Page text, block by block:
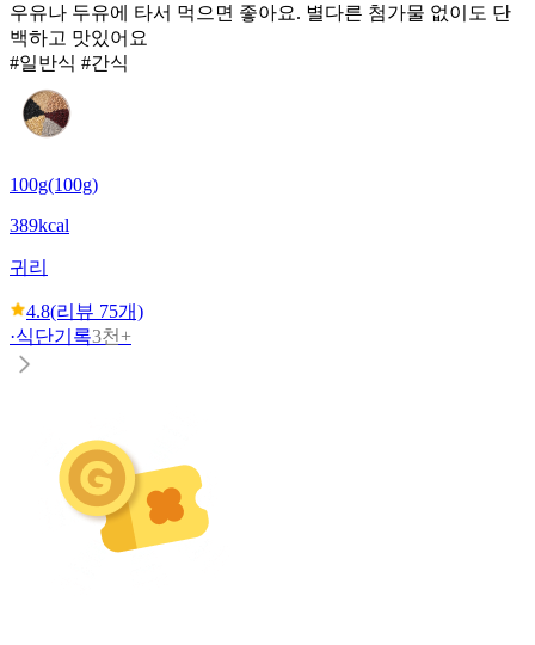
우유나 두유에 타서 먹으면 좋아요. 별다른 첨가물 없이도 단
백하고 맛있어요
#일반식 #간식
100g(100g)
389kcal
귀리
4.8(리뷰 75개)
·식단기록3천+